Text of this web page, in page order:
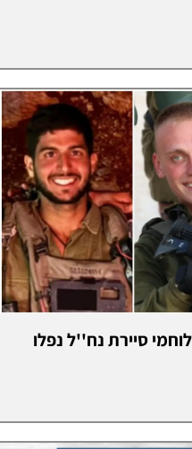
סיירת נח''ל נפלו